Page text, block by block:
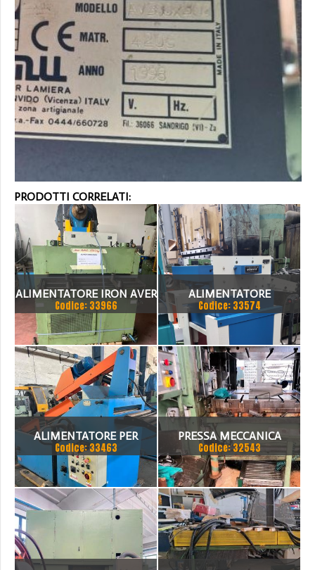
PRODOTTI CORRELATI:
ALIMENTATORE IRON AVER
100
Codice: 33966
ALIMENTATORE
ELETTRONICO ELMEA 400
X 3 MM
Codice: 33574
ALIMENTATORE PER
PRESSA IRON CM 55
Codice: 33463
PRESSA MECCANICA
MANZONI 125 TON CON
ALIMENTATORE E ASPO
Codice: 32543